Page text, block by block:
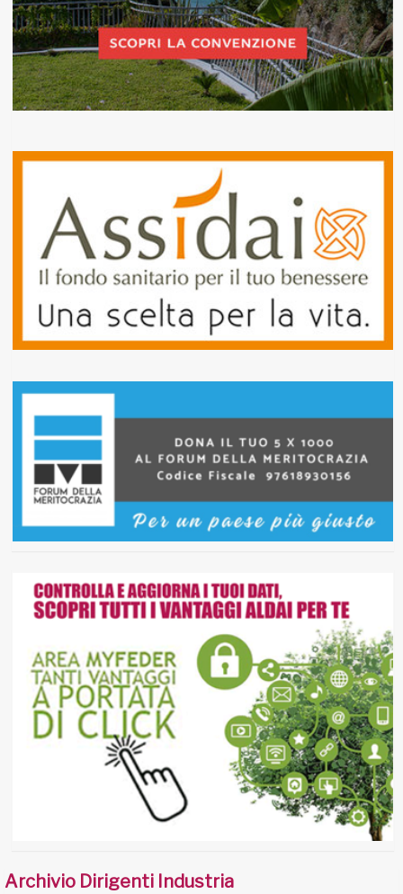
Archivio Dirigenti Industria